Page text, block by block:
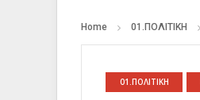
Home 01.ΠΟΛΙΤΙΚΗ
01.ΠΟΛΙΤΙΚΗ